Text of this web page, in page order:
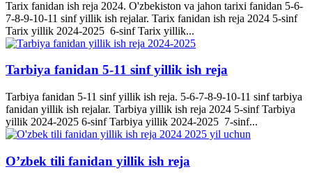
Tarix fanidan ish reja 2024. O'zbekiston va jahon tarixi fanidan 5-6-
7-8-9-10-11 sinf yillik ish rejalar. Tarix fanidan ish reja 2024 5-sinf
Tarix yillik 2024-2025 6-sinf Tarix yillik...
Tarbiya fanidan 5-11 sinf yillik ish reja
Tarbiya fanidan 5-11 sinf yillik ish reja. 5-6-7-8-9-10-11 sinf tarbiya
fanidan yillik ish rejalar. Tarbiya yillik ish reja 2024 5-sinf Tarbiya
yillik 2024-2025 6-sinf Tarbiya yillik 2024-2025 7-sinf...
O’zbek tili fanidan yillik ish reja